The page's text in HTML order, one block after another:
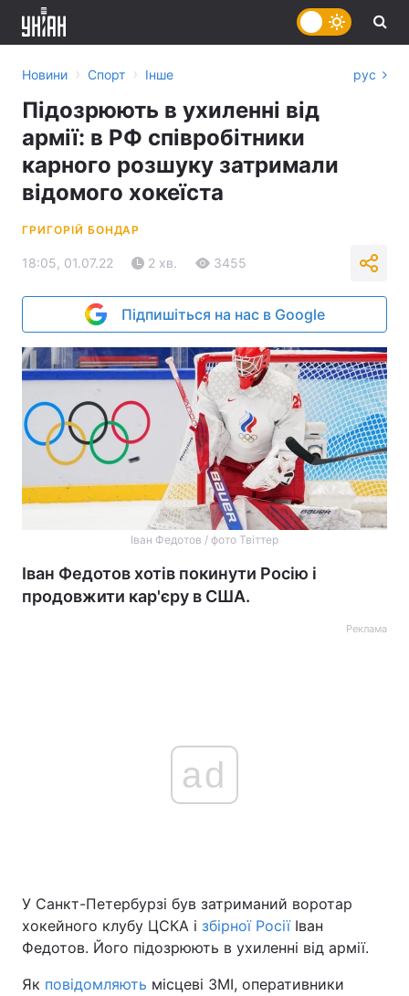
Головна
Україна Політика
Економіка Світ
Новини › Спорт › Інше рус
Підозрюють в ухиленні від
армії: в РФ співробітники
карного розшуку затримали
відомого хокеїста
ГРИГОРІЙ БОНДАР
18:05, 01.07.22 2 хв. 3455
Підпишіться на нас в Google
Іван Федотов / фото Твіттер
Іван Федотов хотів покинути Росію і
продовжити кар'єру в США.
Реклама
ad
У Санкт-Петербурзі був затриманий воротар
хокейного клубу ЦСКА і збірної РосіїІван
Федотов. Його підозрюють в ухиленні від армії.
Як повідомляють місцеві ЗМІ, оперативники